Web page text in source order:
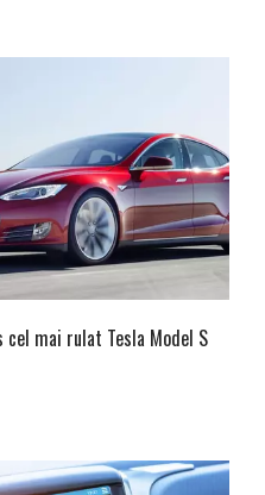
mai rulat Tesla Model S